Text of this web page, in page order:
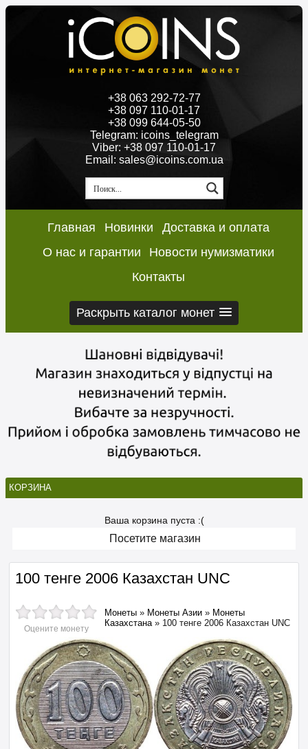
+38 063 292-72-77
+38 097 110-01-17
+38 099 644-05-50
Telegram: icoins_telegram
Viber: +38 097 110-01-17
Email: sales@icoins.com.ua
Главная Новинки
Доставка и оплата
О нас и гарантии
Новости нумизматики
Контакты
Раскрыть каталог монет
КОРЗИНА
Ваша корзина пуста :(
Посетите магазин
100 тенге 2006 Казахстан UNC
Оцените монету
Монеты » Монеты Азии » Монеты
Казахстана» 100 тенге 2006 Казахстан UNC